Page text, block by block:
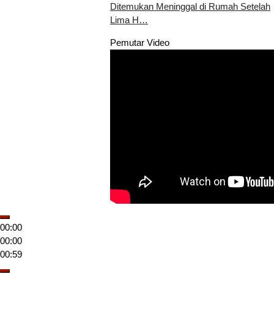
Ditemukan Meninggal di Rumah Setelah
Lima H…
Pemutar Video
00:00
00:00
00:59